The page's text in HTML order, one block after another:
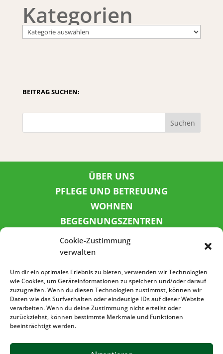
Cookie-Zustimmung
verwalten
Um dir ein optimales Erlebnis zu bieten, verwenden wir Technologien
wie Cookies, um Geräteinformationen zu speichern und/oder darauf
zuzugreifen. Wenn du diesen Technologien zustimmst, können wir
Daten wie das Surfverhalten oder eindeutige IDs auf dieser Website
verarbeiten. Wenn du deine Zustimmung nicht erteilst oder
zurückziehst, können bestimmte Merkmale und Funktionen
beeinträchtigt werden.
Kategorien
BEITRAG SUCHEN:
Suchen
ÜBER UNS
PFLEGE UND BETREUUNG
WOHNEN
BEGEGNUNGSZENTREN
KINDER UND JUGEND
KONTAKT
SPENDENKONTO
Sozialbank
IBAN: DE72 3702 0500 0001 5520 00